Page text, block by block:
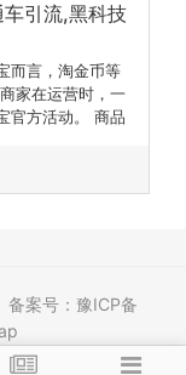
引流,黑科技
而言，淘金币等
家在运营时，一
官方活动。 商品
备案号：豫ICP备
2026 vv-tool.com